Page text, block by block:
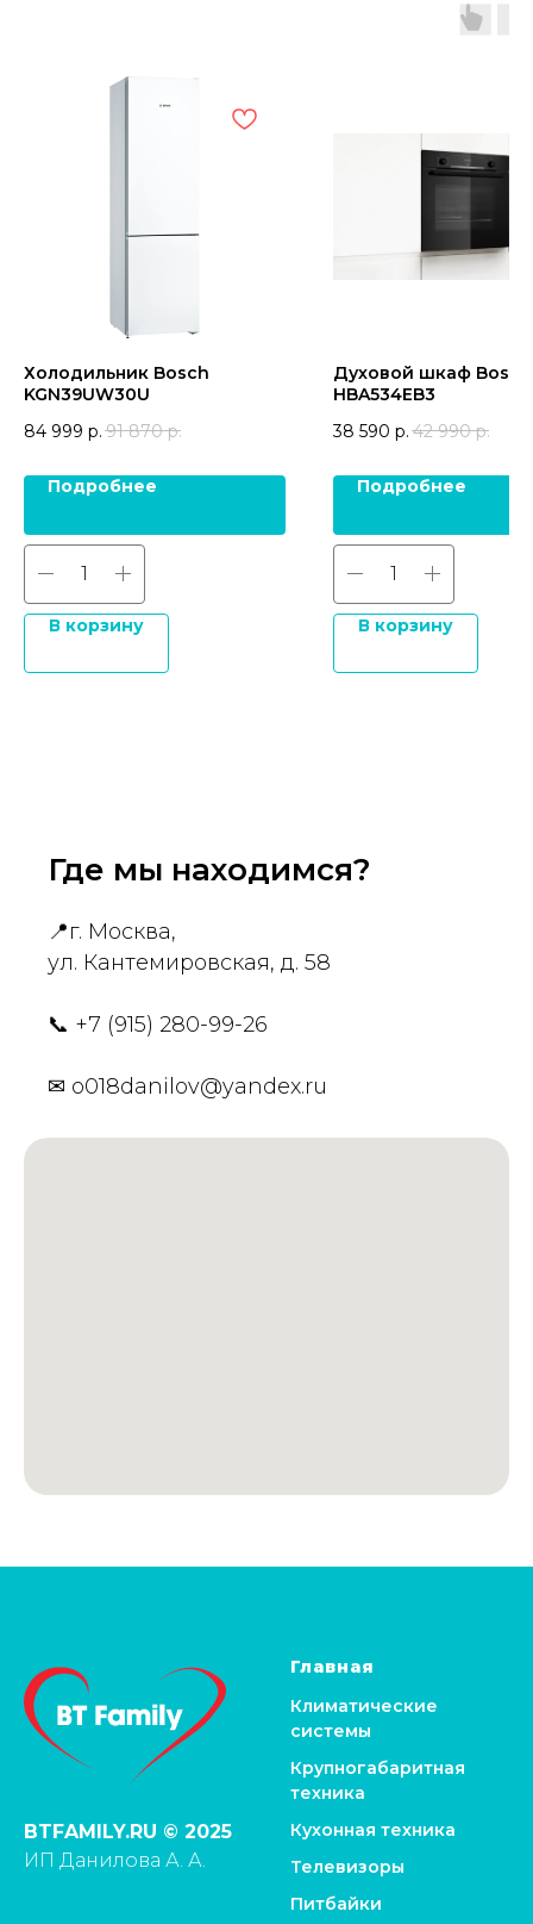
Холодильник Bosch
KGN39UW30U
84 999 р. 91 870 р.
Подробнее
В корзину
Духовой шкаф Bosch
HBA534EB3
38 590 р. 42 990 р.
Подробнее
В корзину
Где мы находимся?
📍г. Москва,
ул. Кантемировская, д. 58
📞 +7 (915) 280-99-26
✉ o018danilov@yandex.ru
BTFAMILY.RU © 2025
ИП Данилова А. А.
Главная
Климатические
системы
Крупногабаритная
техника
Кухонная техника
Телевизоры
Питбайки